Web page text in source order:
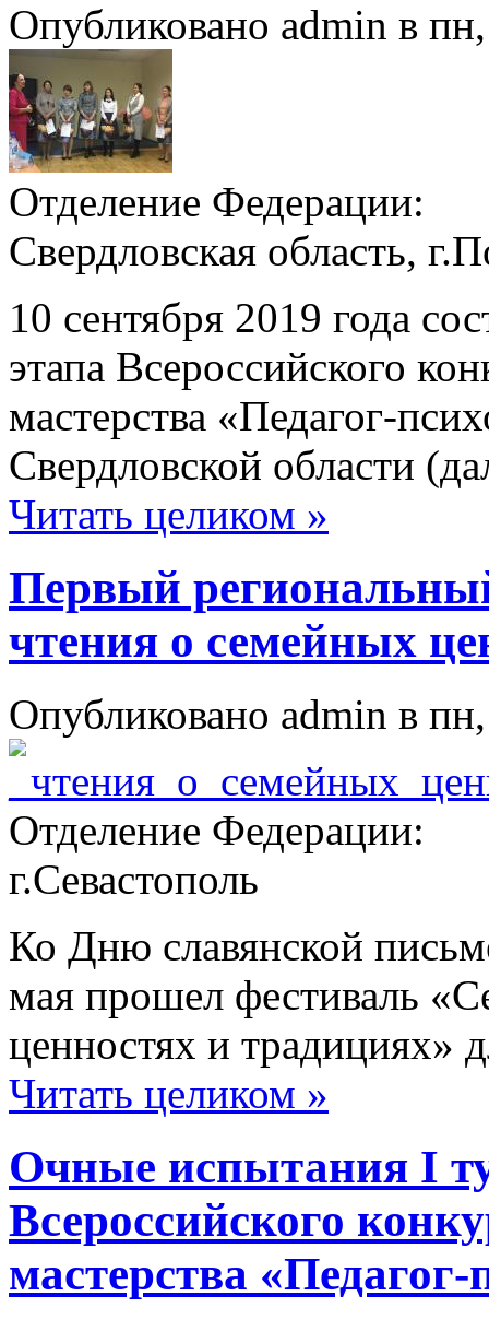
Опубликовано admin в
Отделение Федерации:
Свердловская область,
10 сентября 2019 года
этапа Всероссийского
мастерства «Педагог-
Свердловской области
Читать целиком »
Первый
чтения о семейных
Опубликовано admin в
Отделение Федерации:
г.Севастополь
Ко Дню славянской
мая прошел фестиваль
ценностях и традициях»
Читать целиком »
Очные испытания I
Всероссийского
мастерства